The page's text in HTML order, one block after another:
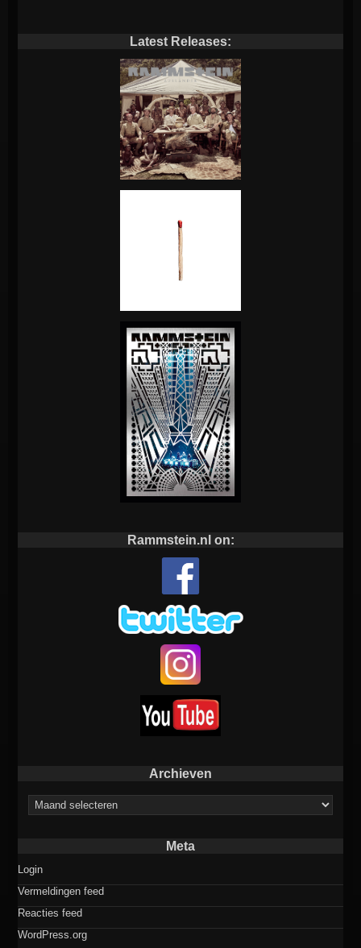
Latest Releases:
Rammstein.nl on:
Archieven
Archieven
Meta
Login
Vermeldingen feed
Reacties feed
WordPress.org